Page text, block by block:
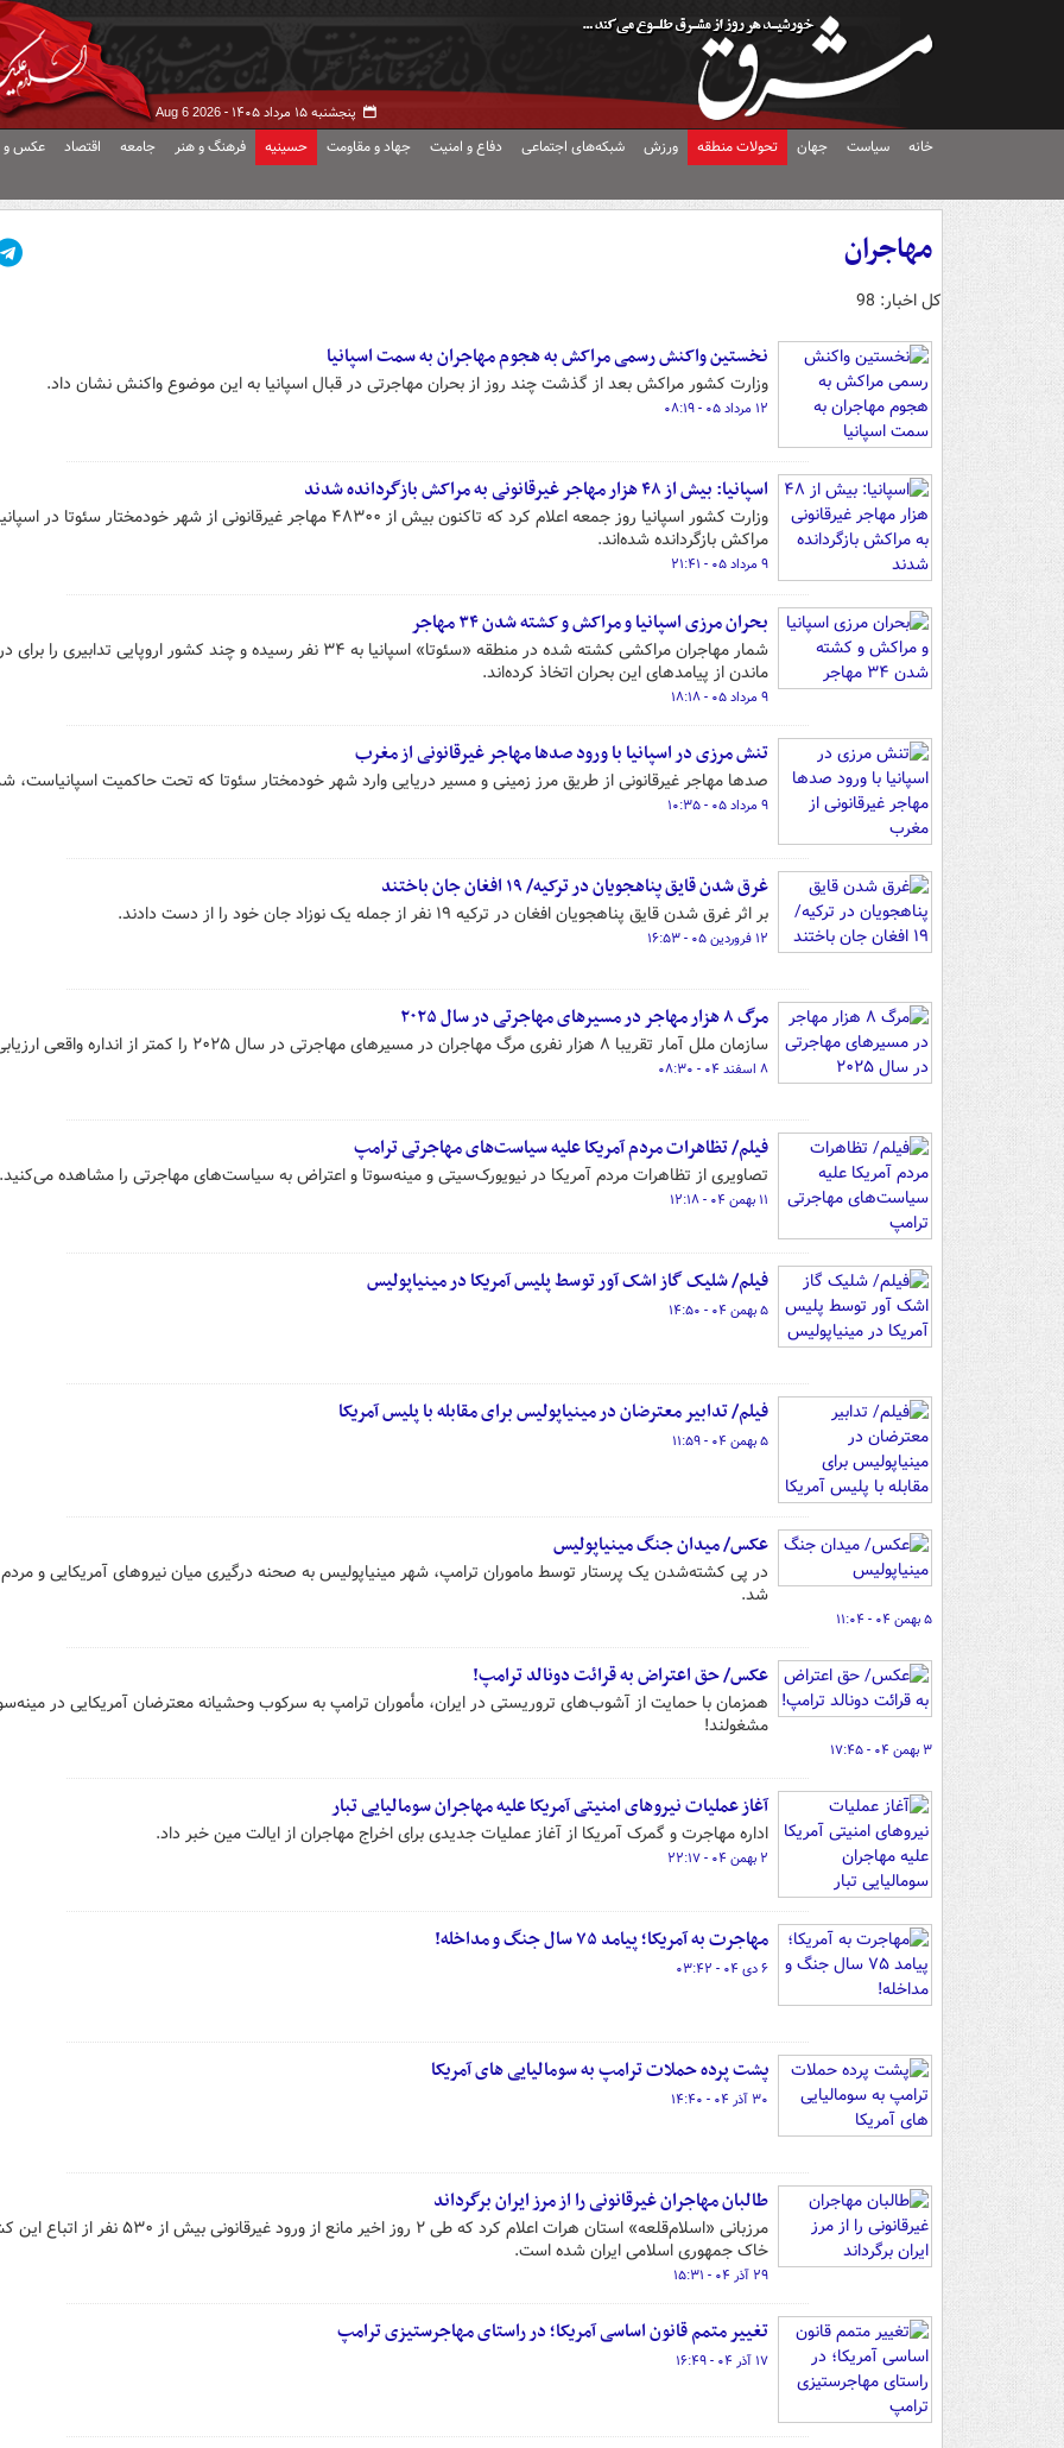
پنجشنبه ۱۵ مرداد ۱۴۰۵ - Aug 6 2026
خانه سیاست جهان تحولات منطقه ورزش شبکه‌های اجتماعی دفاع و امنیت جهاد و مقاومت حسینیه فرهنگ و هنر جامعه اقتصاد عکس و
مهاجران
کل اخبار: 98
نخستین واکنش رسمی مراکش به هجوم مهاجران به سمت اسپانیا
وزارت کشور مراکش بعد از گذشت چند روز از بحران مهاجرتی در قبال اسپانیا به این موضوع واکنش نشان داد.
۱۲ مرداد ۰۵ - ۰۸:۱۹
اسپانیا: بیش از ۴۸ هزار مهاجر غیرقانونی به مراکش بازگردانده شدند
وزارت کشور اسپانیا روز جمعه اعلام کرد که تاکنون بیش از ۴۸۳۰۰ مهاجر غیرقانونی از شهر خودمختار سئوتا در
مراکش بازگردانده شده‌اند.
۹ مرداد ۰۵ - ۲۱:۴۱
بحران مرزی اسپانیا و مراکش و کشته شدن ۳۴ مهاجر
شمار مهاجران مراکشی کشته شده در منطقه «سئوتا» اسپانیا به ۳۴ نفر رسیده و چند کشور اروپایی تدابیری
ماندن از پیامدهای این بحران اتخاذ کرده‌اند.
۹ مرداد ۰۵ - ۱۸:۱۸
تنش مرزی در اسپانیا با ورود صدها مهاجر غیرقانونی از مغرب
صدها مهاجر غیرقانونی از طریق مرز زمینی و مسیر دریایی وارد شهر خودمختار سئوتا که تحت حاکمیت اسپانیاست،
۹ مرداد ۰۵ - ۱۰:۳۵
غرق شدن قایق پناهجویان در ترکیه/ ۱۹ افغان جان باختند
بر اثر غرق شدن قایق پناهجویان افغان در ترکیه ۱۹ نفر از جمله یک نوزاد جان خود را از دست دادند.
۱۲ فروردین ۰۵ - ۱۶:۵۳
مرگ ۸ هزار مهاجر در مسیرهای مهاجرتی در سال ۲۰۲۵
سازمان ملل آمار تقریبا ۸ هزار نفری مرگ مهاجران در مسیرهای مهاجرتی در سال ۲۰۲۵ را کمتر از انداره واقعی ارزیابی کرد.
۸ اسفند ۰۴ - ۰۸:۳۰
فیلم/ تظاهرات مردم آمریکا علیه سیاست‌های مهاجرتی ترامپ
تصاویری از تظاهرات مردم آمریکا در نیویورک‌سیتی و مینه‌سوتا و اعتراض به سیاست‌های مهاجرتی را مشاهده می‌کنید.
۱۱ بهمن ۰۴ - ۱۲:۱۸
فیلم/ شلیک گاز اشک آور توسط پلیس آمریکا در مینیاپولیس
۵ بهمن ۰۴ - ۱۴:۵۰
فیلم/ تدابیر معترضان در مینیاپولیس برای مقابله با پلیس آمریکا
۵ بهمن ۰۴ - ۱۱:۵۹
عکس/ میدان جنگ مینیاپولیس
در پی کشته‌شدن یک پرستار توسط ماموران ترامپ، شهر مینیاپولیس به صحنه درگیری میان نیروهای آمریکایی و
شد.
۵ بهمن ۰۴ - ۱۱:۰۴
عکس/ حق اعتراض به قرائت دونالد ترامپ!
همزمان با حمایت از آشوب‌های تروریستی در ایران، مأموران ترامپ به سرکوب وحشیانه معترضان آمریکایی در
مشغولند!
۳ بهمن ۰۴ - ۱۷:۴۵
آغاز عملیات نیروهای امنیتی آمریکا علیه مهاجران سومالیایی تبار
اداره مهاجرت و گمرک آمریکا از آغاز عملیات جدیدی برای اخراج مهاجران از ایالت مین خبر داد.
۲ بهمن ۰۴ - ۲۲:۱۷
مهاجرت به آمریکا؛ پیامد ۷۵ سال جنگ و مداخله!
۶ دی ۰۴ - ۰۳:۴۲
پشت پرده حملات ترامپ به سومالیایی های آمریکا
۳۰ آذر ۰۴ - ۱۴:۴۰
طالبان مهاجران غیرقانونی را از مرز ایران برگرداند
مرزبانی‌ «اسلام‌قلعه» استان هرات اعلام کرد که طی ۲ روز اخیر مانع از ورود غیرقانونی
خاک جمهوری اسلامی ایران شده است.
۲۹ آذر ۰۴ - ۱۵:۳۱
تغییر متمم قانون اساسی آمریکا؛ در راستای مهاجرستیزی ترامپ
۱۷ آذر ۰۴ - ۱۶:۴۹